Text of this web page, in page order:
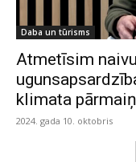
Daba un tūrisms
Atmetīsim
klimata
2024. gada 10. oktobris